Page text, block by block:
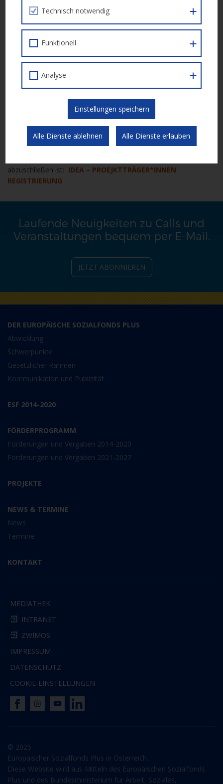
Einreichfrist bis : 22. Juni 2026
Durchführungszeitraum
: 01. September 2026 – 31.
Dezember 2028
Weiterführende Infos: Calldokument (IDEA Nr. 223)
Die Einreichung für Projektträger*innen erfolgt über die ESF+
Datenbank IDEA: IDEA – PROJEKTTRÄGER*INNEN
abzuschließen ist: IDEA – PROEJKTTRÄGER*INNEN
REGISTRIERUNG
Laufende Neuigkeiten zu Calls und
Veranstaltungen bequem per E-Mail.
JETZT ABONNIEREN
DER EUROPÄISCHE SOZIALFONDS PLUS
Abwicklung
Schwerpunkte
Gesetzlicher Rahmen
Kommunikation und Publizität
ESF 2014-2020
FÖRDERPROGRAMM
Förderungen und Vergaben 2014-2020
Förderungen und Vergaben 2021-2027
PROJEKTE
NEWS & TERMINE
News
Termine
KONTAKT
MEDIATHEK
INTRANET
ZWIMOS
IMPRESSUM
DATENSCHUTZ
COOKIE-EINSTELLUNGEN
© 2025
Europäischer Sozialfonds Plus in Österreich.
Diese Website wird aus Mitteln des Europäischen Sozialfonds
Plus und des Bundesministerium für Arbeit, Soziales,
Technisch notwendig
Funktionell
Analyse
Einstellungen speichern
Alle Dienste ablehnen Alle Dienste erlauben